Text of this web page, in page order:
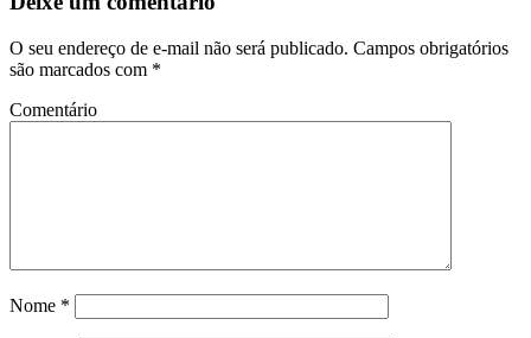
O seu endereço de e-mail não será publicado. Campos obrigatórios
são marcados com *
Comentário
Nome *